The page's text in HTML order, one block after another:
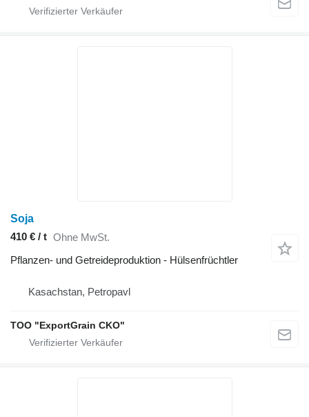
Soja
410 € / t Ohne MwSt.
Pflanzen- und Getreideproduktion - Hülsenfrüchtler
Kasachstan, Petropavl
TOO "ExportGrain CKO"